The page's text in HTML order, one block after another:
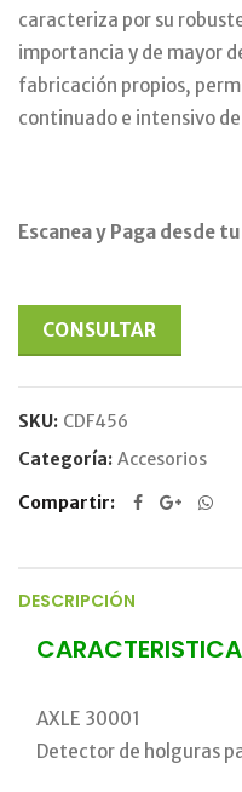
caracteriza por su
importancia y de mayor
fabricación propios,
continuado e intensivo
Escanea y Paga desde
CONSULTAR
SKU: CDF456
Categoría: Accesorios
Compartir
DESCRIPCIÓN
AXLE 30001
Detector de holguras